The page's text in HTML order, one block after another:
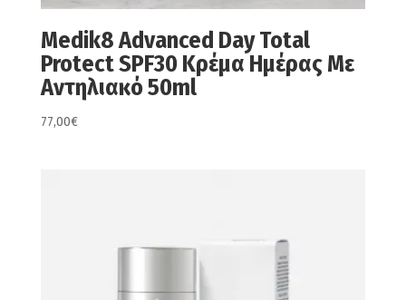
Medik8 Advanced Day Total
Protect SPF30 Κρέμα Ημέρας Με
Αντηλιακό 50ml
77,00€